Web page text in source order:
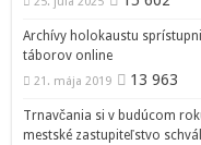
Archívy holokaustu
táborov online
21. mája 2019 13 963
Trnavčania si v budúcom
mestské zastupiteľstvo